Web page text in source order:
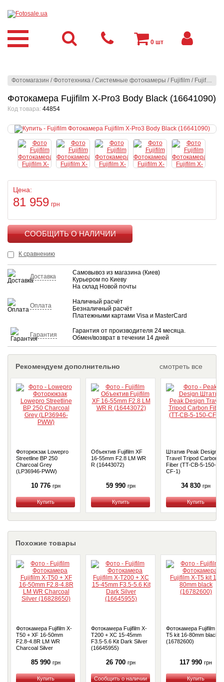
Фотомагазин /Фототехника /Системные фотокамеры / Fujifilm / Fujifilm
Фотокамера Fujifilm X-Pro3 Body Black (16641090)
Код товара: 44854
Цена:
81 959 грн
К сравнению
Доставка
Самовывоз из магазина (Киев)
Курьером по Киеву
На склад Новой почты
Оплата
Наличный расчёт
Безналичный расчёт
Платежными картами Visa и MasterCard
Гарантия
Гарантия от производителя 24 месяца.
Обмен/возврат в течении 14 дней
Рекомендуем дополнительно смотреть все
Фоторюкзак Lowepro
Streetline BP 250
Charcoal Grey
(LP36946-PWW)
10 776 грн
Купить
Объектив Fujifilm XF
16-55mm F2.8 LM WR
R (16443072)
59 990 грн
Купить
Штатив Peak Design
Travel Tripod Carbon
Fiber (TT-CB-5-150-
CF-1)
34 830 грн
Купить
Похожие товары
Фотокамера Fujifilm X-
T50 + XF 16-50mm
F2.8-4.8R LM WR
Charcoal Silver
85 990 грн
Купить
Фотокамера Fujifilm X-
T200 + XC 15-45mm
F3.5-5.6 Kit Dark Silver
(16645955)
26 700 грн
Фотокамера Fujifilm X-
T5 kit 16-80mm black
(16782600)
117 990 грн
Купить
0 шт